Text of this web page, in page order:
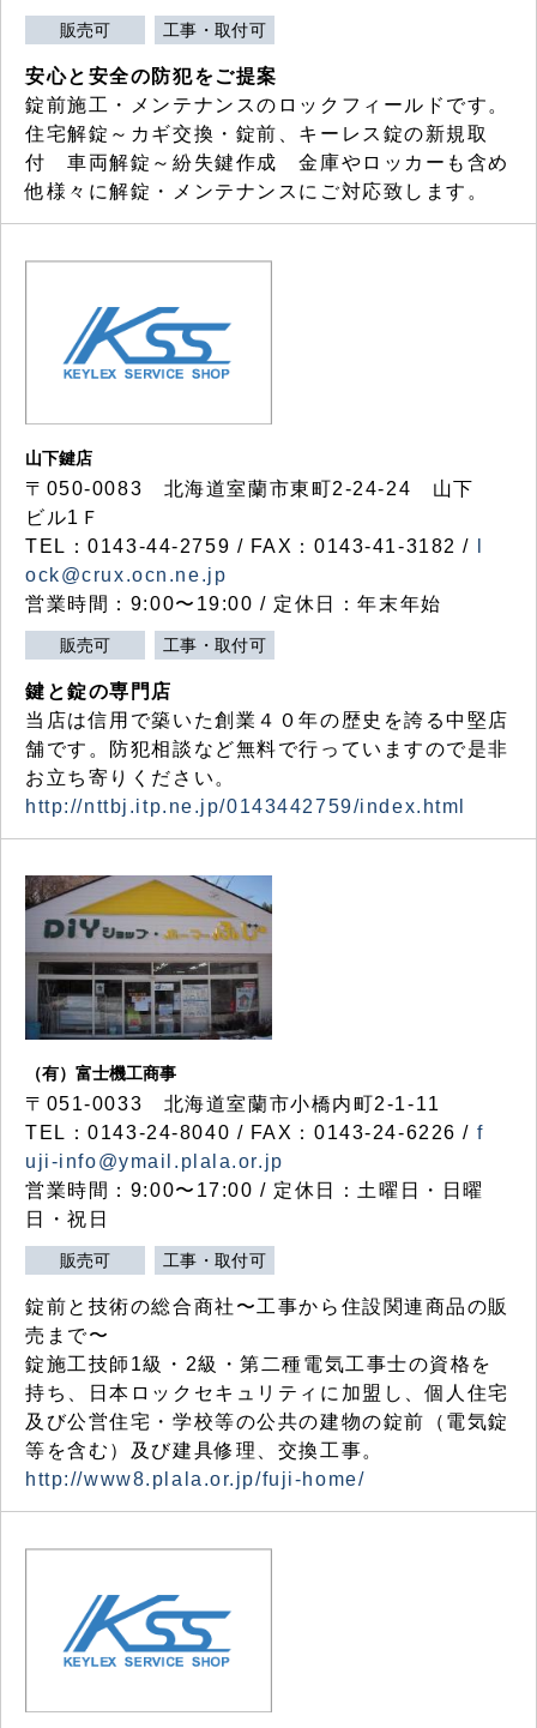
販売可 工事・取付可
安心と安全の防犯をご提案
錠前施工・メンテナンスのロックフィールドです。
住宅解錠～カギ交換・錠前、キーレス錠の新規取
付 車両解錠～紛失鍵作成 金庫やロッカーも含め
他様々に解錠・メンテナンスにご対応致します。
山下鍵店
〒050-0083 北海道室蘭市東町2-24-24 山下
ビル1Ｆ
TEL：0143-44-2759 / FAX：0143-41-3182 /
ock@crux.ocn.ne.jp
営業時間：9:00〜19:00 / 定休日：年末年始
販売可 工事・取付可
鍵と錠の専門店
当店は信用で築いた創業４０年の歴史を誇る中堅店
舗です。防犯相談など無料で行っていますので是非
お立ち寄りください。
http://nttbj.itp.ne.jp/0143442759/index.html
（有）富士機工商事
〒051-0033 北海道室蘭市小橋内町2-1-11
TEL：0143-24-8040 / FAX：0143-24-6226 / f
uji-info@ymail.plala.or.jp
営業時間：9:00〜17:00 / 定休日：土曜日・日曜
日・祝日
販売可 工事・取付可
錠前と技術の総合商社〜工事から住設関連商品の販
売まで〜
錠施工技師1級・2級・第二種電気工事士の資格を
持ち、日本ロックセキュリティに加盟し、個人住宅
及び公営住宅・学校等の公共の建物の錠前（電気錠
等を含む）及び建具修理、交換工事。
http://www8.plala.or.jp/fuji-home/